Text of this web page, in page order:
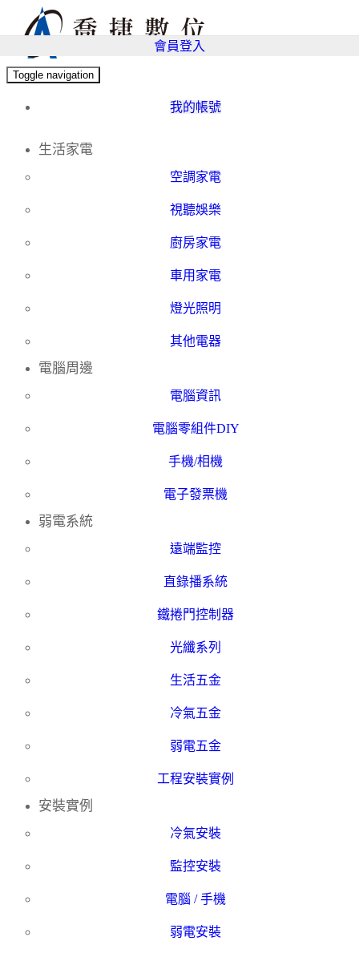
Toggle navigation
我的帳號
會員登入
生活家電
空調家電
視聽娛樂
廚房家電
車用家電
燈光照明
其他電器
電腦周邊
電腦資訊
電腦零組件DIY
手機/相機
電子發票機
弱電系統
遠端監控
直錄播系統
鐵捲門控制器
光纖系列
生活五金
冷氣五金
弱電五金
工程安裝實例
安裝實例
冷氣安裝
監控安裝
電腦 / 手機
弱電安裝